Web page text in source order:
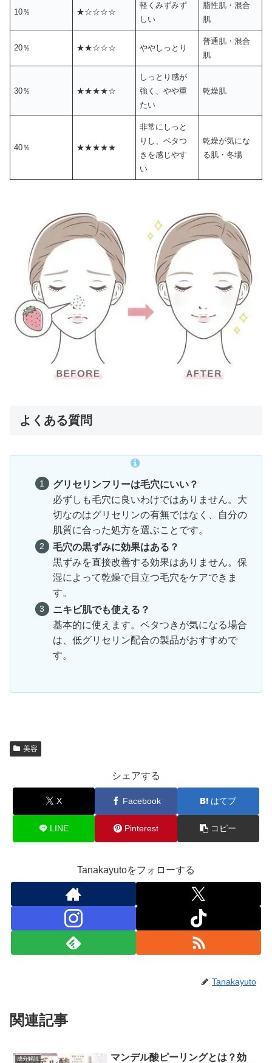
10％ ★☆☆☆☆
軽くみずみず
しい
脂性肌・混合
肌
20％ ★★☆☆☆ ややしっとり
普通肌・混合
肌
30％ ★★★★☆
しっとり感が
強く、やや重
たい
乾燥肌
40％ ★★★★★
非常にしっと
りし、ベタつ
きを感じやす
い
乾燥が気にな
る肌・冬場
よくある質問
グリセリンフリーは毛穴にいい？
必ずしも毛穴に良いわけではありません。大
切なのはグリセリンの有無ではなく、自分の
肌質に合った処方を選ぶことです。
毛穴の黒ずみに効果はある？
黒ずみを直接改善する効果はありません。保
湿によって乾燥で目立つ毛穴をケアできま
す。
ニキビ肌でも使える？
基本的に使えます。ベタつきが気になる場合
は、低グリセリン配合の製品がおすすめで
す。
美容
シェアする
X Facebook はてブ
LINE Pinterest コピー
Tanakayutoをフォローする
Tanakayuto
関連記事
成分解説
マンデル酸ピーリングとは？効